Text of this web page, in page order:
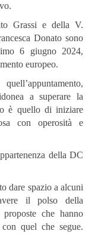
Grassi e della V.
Donato sono
6 giugno 2024,
europeo.
a superare la
è quello di iniziare
con operosità e
della DC
dare spazio a alcuni
il polso della
che hanno
quel che segue.